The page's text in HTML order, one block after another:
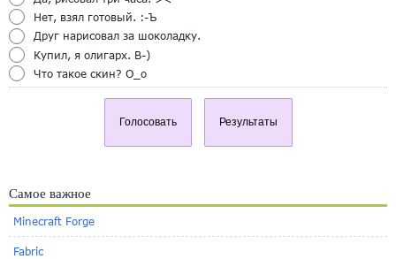
Нет, взял готовый. :-Ъ
Друг нарисовал за шоколадку.
Купил, я олигарх. B-)
Что такое скин? O_o
Голосовать Результаты
Самое важное
Minecraft Forge
Fabric